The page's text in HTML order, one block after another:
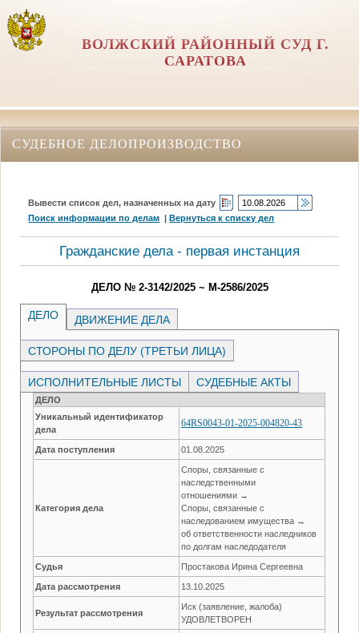
ВОЛЖСКИЙ РАЙОННЫЙ СУД Г.
САРАТОВА
СУДЕБНОЕ ДЕЛОПРОИЗВОДСТВО
Вывести список дел, назначенных на дату
Поиск информации по делам |Вернуться к списку дел
Гражданские дела - первая инстанция
ДЕЛО № 2-3142/2025 ~ М-2586/2025
ДЕЛО ДВИЖЕНИЕ ДЕЛА
СТОРОНЫ ПО ДЕЛУ (ТРЕТЬИ ЛИЦА)
ИСПОЛНИТЕЛЬНЫЕ ЛИСТЫ СУДЕБНЫЕ АКТЫ
ДЕЛО
Уникальный идентификатор
дела
64RS0043-01-2025-004820-43
Дата поступления 01.08.2025
Категория дела
Споры, связанные с
наследственными
отношениями →
Споры, связанные с
наследованием имущества →
об ответственности наследников
по долгам наследодателя
Судья Простакова Ирина Сергеевна
Дата рассмотрения 13.10.2025
Результат рассмотрения
Иск (заявление, жалоба)
УДОВЛЕТВОРЕН